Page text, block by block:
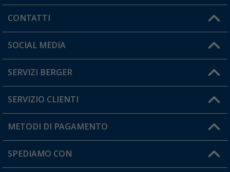
CONTATTI
Orari di apertura del servizio:
Hai una domanda?
SOCIAL MEDIA
SERVIZI BERGER
Diventare rivenditori
Il mio Account
Carta fedeltà Berger
SERVIZIO CLIENTI
Informazioni sulla spedizione
Resi
METODI DI PAGAMENTO
SPEDIAMO CON